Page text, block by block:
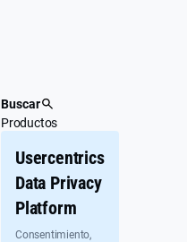
Buscar
Productos
Usercentrics
Data Privacy
Platform
Consentimiento,